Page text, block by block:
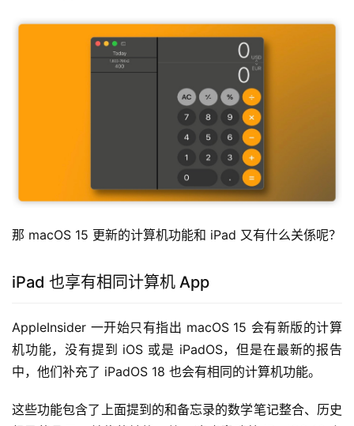
那 macOS 15 更新的计算机功能和 iPad 又有什么关係呢？
iPad 也享有相同计算机 App
AppleInsider 一开始只有指出 macOS 15 会有新版的计算
机功能，没有提到 iOS 或是 iPadOS，但是在最新的报告
中，他们补充了 iPadOS 18 也会有相同的计算机功能。
这些功能包含了上面提到的和备忘录的数学笔记整合、历史